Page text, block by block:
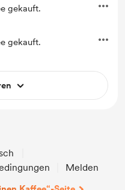
gekauft.
gekauft.
Melden